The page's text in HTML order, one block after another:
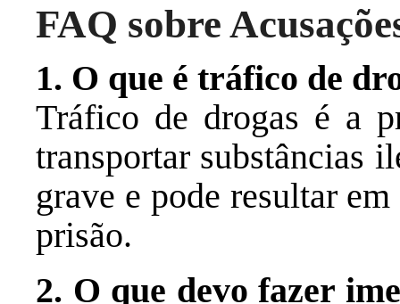
FAQ sobre
1. O que é tráfico de
Tráfico de drogas é a
transportar substâncias
grave e pode resultar
prisão.
2. O que devo fazer